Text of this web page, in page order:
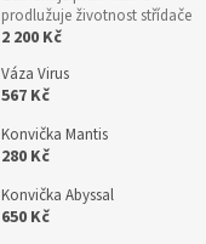
prodlužuje životnost střídače
2 200 Kč
Váza Virus
567 Kč
Konvička Mantis
280 Kč
Konvička Abyssal
650 Kč